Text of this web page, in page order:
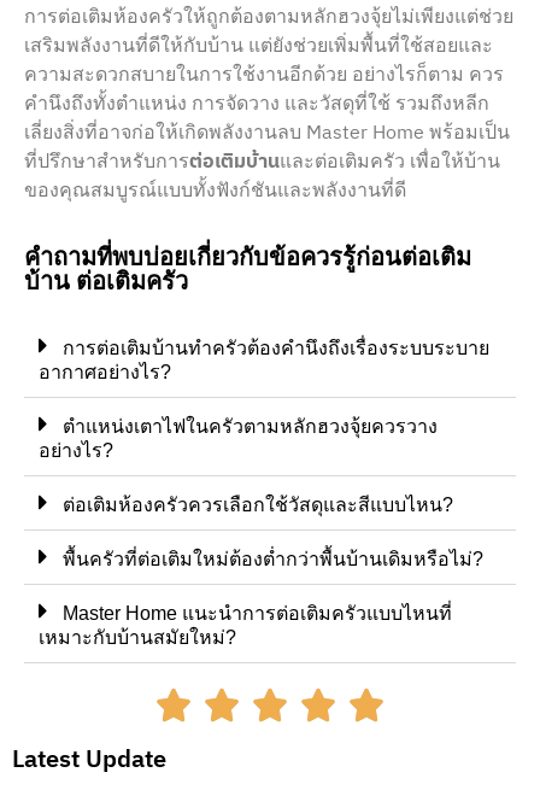
การต่อเติมห้องครัวให้ถูกต้องตามหลักฮวงจุ้ยไม่เพียงแต่ช่วย
เสริมพลังงานที่ดีให้กับบ้าน แต่ยังช่วยเพิ่มพื้นที่ใช้สอยและ
ความสะดวกสบายในการใช้งานอีกด้วย อย่างไรก็ตาม ควร
คำนึงถึงทั้งตำแหน่ง การจัดวาง และวัสดุที่ใช้ รวมถึงหลีก
เลี่ยงสิ่งที่อาจก่อให้เกิดพลังงานลบ Master Home พร้อมเป็น
ที่ปรึกษาสำหรับการต่อเติมบ้านและต่อเติมครัว เพื่อให้บ้าน
ของคุณสมบูรณ์แบบทั้งฟังก์ชันและพลังงานที่ดี
คำถามที่พบบ่อยเกี่ยวกับข้อควรรู้ก่อนต่อเติม
บ้าน ต่อเติมครัว
การต่อเติมบ้านทำครัวต้องคำนึงถึงเรื่องระบบระบาย
อากาศอย่างไร?
ตำแหน่งเตาไฟในครัวตามหลักฮวงจุ้ยควรวาง
อย่างไร?
ต่อเติมห้องครัวควรเลือกใช้วัสดุและสีแบบไหน?
พื้นครัวที่ต่อเติมใหม่ต้องต่ำกว่าพื้นบ้านเดิมหรือไม่?
Master Home แนะนำการต่อเติมครัวแบบไหนที่
เหมาะกับบ้านสมัยใหม่?
Latest Update